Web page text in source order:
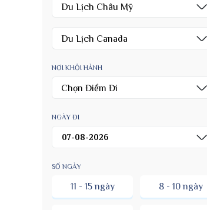
Du Lịch Châu Mỹ
Du Lịch Canada
NƠI KHỎI HÀNH
Chọn Điểm Đi
NGÀY ĐI
SỐ NGÀY
11 - 15 ngày 8 - 10 ngày